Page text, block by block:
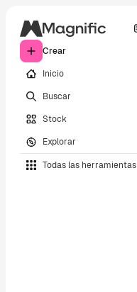
Crear
Inicio
Buscar
Stock
Explorar
Todas las herramientas